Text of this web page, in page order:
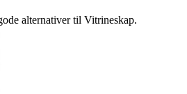
alternativer til Vitrineskap.